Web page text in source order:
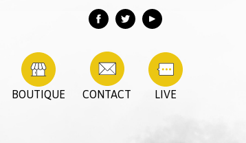
LIVE
CONTACT
BOUTIQUE